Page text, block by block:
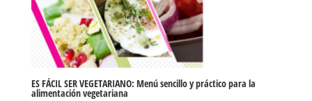
ES FÁCIL SER VEGETARIANO: Menú sencillo y práctico para la
alimentación vegetariana